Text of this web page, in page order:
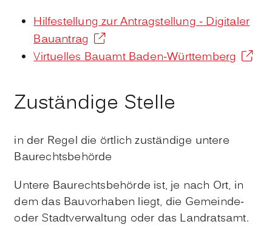
Hilfestellung zur Antragstellung - Digitaler
Bauantrag
Virtuelles Bauamt Baden-Württemberg
Zuständige Stelle
in der Regel die örtlich zuständige untere
Baurechtsbehörde
Untere Baurechtsbehörde ist, je nach Ort, in
dem das Bauvorhaben liegt, die Gemeinde-
oder Stadtverwaltung oder das Landratsamt.